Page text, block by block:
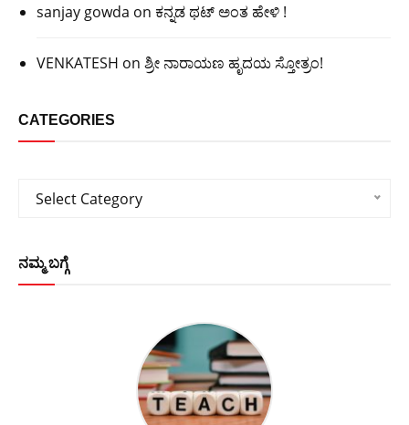
sanjay gowda on ಕನ್ನಡ ಥಟ್ ಅಂತ ಹೇಳಿ !
VENKATESH on ಶ್ರೀ ನಾರಾಯಣ ಹೃದಯ ಸ್ತೋತ್ರಂ!
CATEGORIES
Categories
Select Category
ನಮ್ಮ ಬಗ್ಗೆ